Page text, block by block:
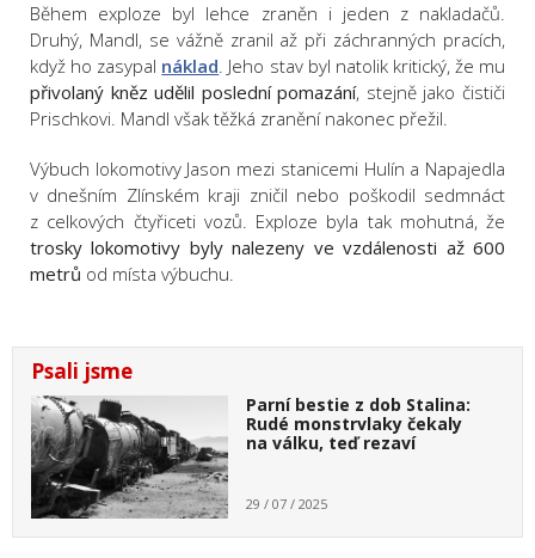
Během exploze byl lehce zraněn i jeden z nakladačů.
Druhý, Mandl, se vážně zranil až při záchranných pracích,
když ho zasypal náklad. Jeho stav byl natolik kritický, že mu
přivolaný kněz udělil poslední pomazání, stejně jako čističi
Prischkovi. Mandl však těžká zranění nakonec přežil.
Výbuch lokomotivy Jason mezi stanicemi Hulín a Napajedla
v dnešním Zlínském kraji zničil nebo poškodil sedmnáct
z celkových čtyřiceti vozů. Exploze byla tak mohutná, že
trosky lokomotivy byly nalezeny ve vzdálenosti až 600
metrů od místa výbuchu.
Psali jsme
Parní bestie z dob Stalina:
Rudé monstrvlaky čekaly
na válku, teď rezaví
29 / 07 / 2025